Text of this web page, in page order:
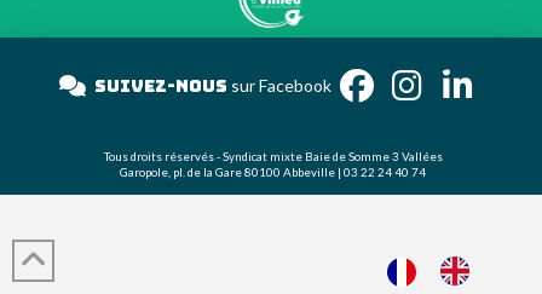
Suivez-nous sur Facebook
Tous droits réservés - Syndicat mixte Baie de Somme 3 Vallées
Garopole, pl. de la Gare 80100 Abbeville | 03 22 24 40 74